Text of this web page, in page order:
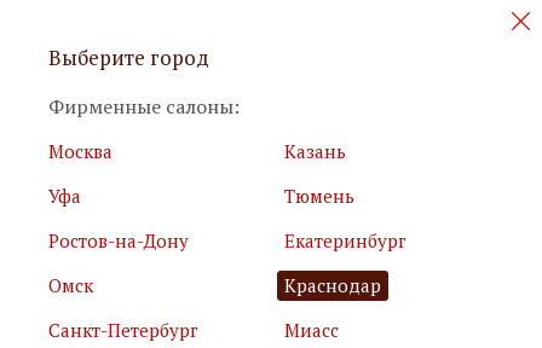
Персональные акции и новинки
Я принимаю
условия использования сайта
Я соглашаюсь сполитикой обработки персональных
Выберите город
Фирменные салоны:
Москва
Казань
Уфа
Тюмень
Ростов-на-Дону
Екатеринбург
Омск
Краснодар
Санкт-Петербург
Миасс